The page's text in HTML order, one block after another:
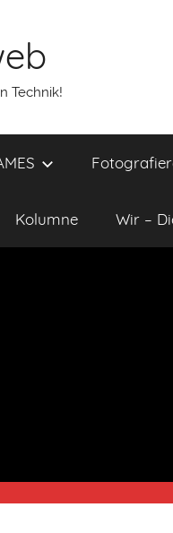
Technik!
Kolumne Wir –